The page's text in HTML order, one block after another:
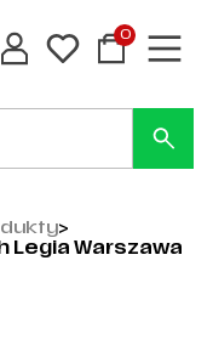
0
>
Legia Warszawa